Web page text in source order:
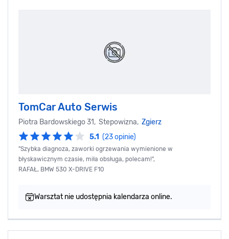
TomCar Auto Serwis
Piotra Bardowskiego 31, Stepowizna, Zgierz
5.1 (23 opinie)
"Szybka diagnoza, zaworki ogrzewania wymienione w
błyskawicznym czasie, miła obsługa, polecam!",
RAFAŁ, BMW 530 X-DRIVE F10
Warsztat nie udostępnia kalendarza online.